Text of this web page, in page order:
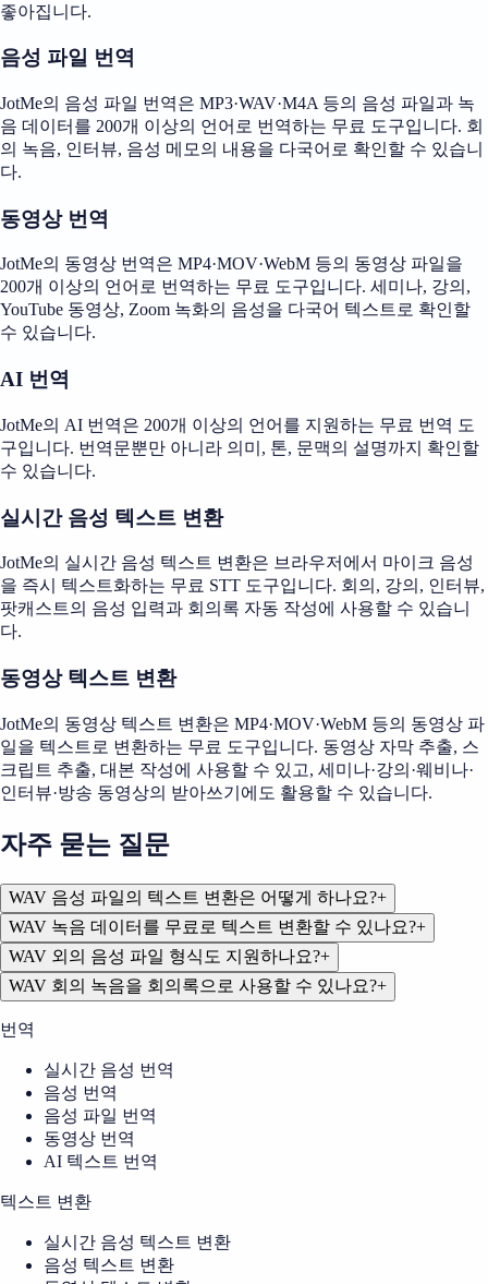
좋아집니다.
음성 파일 번역
JotMe의 음성 파일 번역은 MP3·WAV·M4A 등의 음성 파일과 녹
음 데이터를 200개 이상의 언어로 번역하는 무료 도구입니다. 회
의 녹음, 인터뷰, 음성 메모의 내용을 다국어로 확인할 수 있습니
다.
동영상 번역
JotMe의 동영상 번역은 MP4·MOV·WebM 등의 동영상 파일을
200개 이상의 언어로 번역하는 무료 도구입니다. 세미나, 강의,
YouTube 동영상, Zoom 녹화의 음성을 다국어 텍스트로 확인할
수 있습니다.
AI 번역
JotMe의 AI 번역은 200개 이상의 언어를 지원하는 무료 번역 도
구입니다. 번역문뿐만 아니라 의미, 톤, 문맥의 설명까지 확인할
수 있습니다.
실시간 음성 텍스트 변환
JotMe의 실시간 음성 텍스트 변환은 브라우저에서 마이크 음성
을 즉시 텍스트화하는 무료 STT 도구입니다. 회의, 강의, 인터뷰,
팟캐스트의 음성 입력과 회의록 자동 작성에 사용할 수 있습니
다.
동영상 텍스트 변환
JotMe의 동영상 텍스트 변환은 MP4·MOV·WebM 등의 동영상 파
일을 텍스트로 변환하는 무료 도구입니다. 동영상 자막 추출, 스
크립트 추출, 대본 작성에 사용할 수 있고, 세미나·강의·웨비나·
인터뷰·방송 동영상의 받아쓰기에도 활용할 수 있습니다.
자주 묻는 질문
WAV 음성 파일의 텍스트 변환은 어떻게 하나요?+
WAV 녹음 데이터를 무료로 텍스트 변환할 수 있나요?+
WAV 외의 음성 파일 형식도 지원하나요?+
WAV 회의 녹음을 회의록으로 사용할 수 있나요?+
번역
실시간 음성 번역
음성 번역
음성 파일 번역
동영상 번역
AI 텍스트 번역
텍스트 변환
실시간 음성 텍스트 변환
음성 텍스트 변환